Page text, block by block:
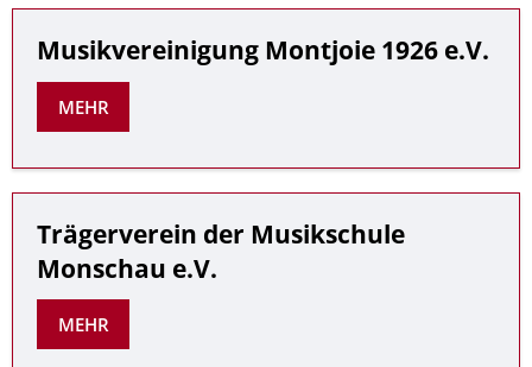
Musikvereinigung Montjoie 1926 e.V.
MEHR
Trägerverein der Musikschule
Monschau e.V.
MEHR